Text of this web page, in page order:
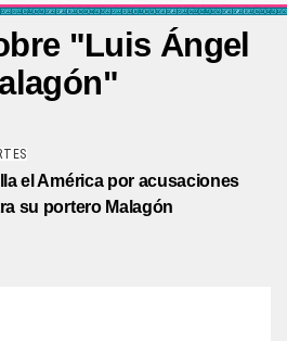
"Luis Ángel
el América por acusaciones
su portero Malagón